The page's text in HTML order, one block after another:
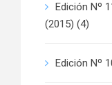
Edición Nº
(2015) (4)
Edición Nº